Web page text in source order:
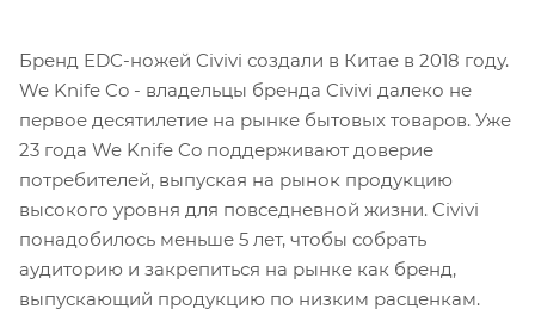
Бренд EDC-ножей Civivi создали в Китае в 2018 году.
We Knife Co - владельцы бренда Civivi далеко не
первое десятилетие на рынке бытовых товаров. Уже
23 года We Knife Co поддерживают доверие
потребителей, выпуская на рынок продукцию
высокого уровня для повседневной жизни. Civivi
понадобилось меньше 5 лет, чтобы собрать
аудиторию и закрепиться на рынке как бренд,
выпускающий продукцию по низким расценкам.